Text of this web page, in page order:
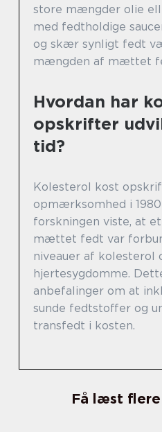
store mængder olie
med fedtholdige
og skær synligt fedt
mængden af mættet
Hvordan har
opskrifter
tid?
Kolesterol kost
opmærksomhed i
forskningen viste, at
mættet fedt var
niveauer af kolesterol
hjertesygdomme.
anbefalinger om at
sunde fedtstoffer og
transfedt i kosten.
Få læst